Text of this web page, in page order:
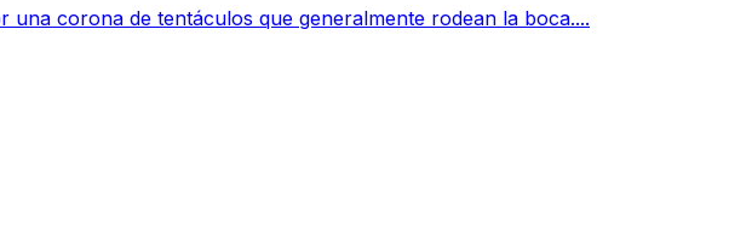
corona de tentáculos que generalmente rodean la boca....